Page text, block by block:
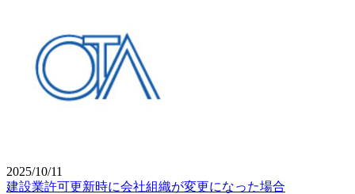
2025/10/11
建設業許可更新時に会社組織が変更になった場合